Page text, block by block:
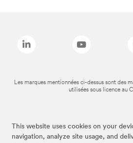
This website uses cookies on your
navigation, analyze site usage, and
Les marques mentionnées ci-dessus sont des
utilisées sous licence au